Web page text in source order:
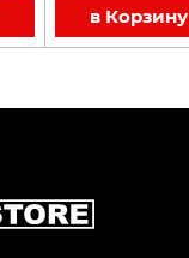
в Корзину